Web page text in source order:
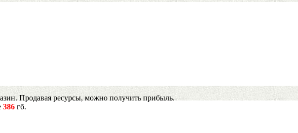
Продавая ресурсы, можно получить прибыль.
386 гб.